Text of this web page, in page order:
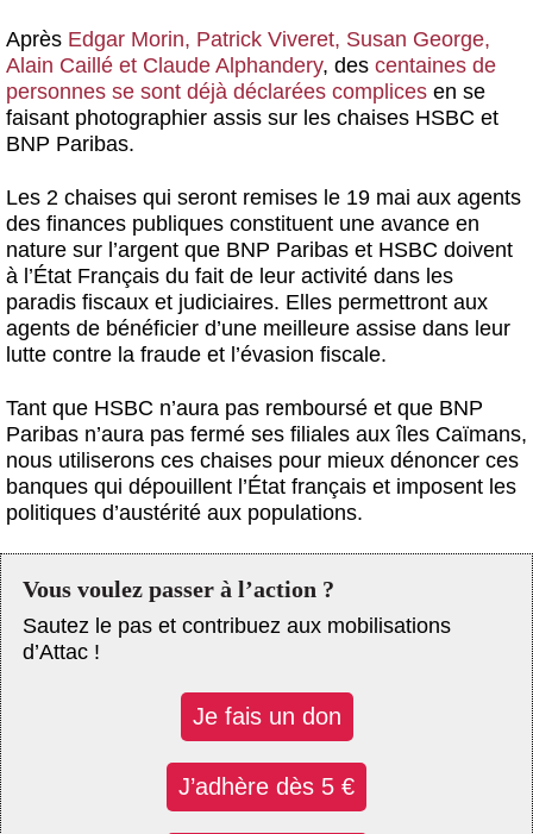
Après Edgar Morin, Patrick Viveret, Susan George,
Alain Caillé et Claude Alphandery, des centaines de
personnes se sont déjà déclarées complices en se
faisant photographier assis sur les chaises HSBC et
BNP Paribas.
Les 2 chaises qui seront remises le 19 mai aux agents
des finances publiques constituent une avance en
nature sur l’argent que BNP Paribas et HSBC doivent
à l’État Français du fait de leur activité dans les
paradis fiscaux et judiciaires. Elles permettront aux
agents de bénéficier d’une meilleure assise dans leur
lutte contre la fraude et l’évasion fiscale.
Tant que HSBC n’aura pas remboursé et que BNP
Paribas n’aura pas fermé ses filiales aux îles Caïmans,
nous utiliserons ces chaises pour mieux dénoncer ces
banques qui dépouillent l’État français et imposent les
politiques d’austérité aux populations.
Vous voulez passer à l’action ?
Sautez le pas et contribuez aux mobilisations
d’Attac !
Je fais un don
J’adhère dès 5 €